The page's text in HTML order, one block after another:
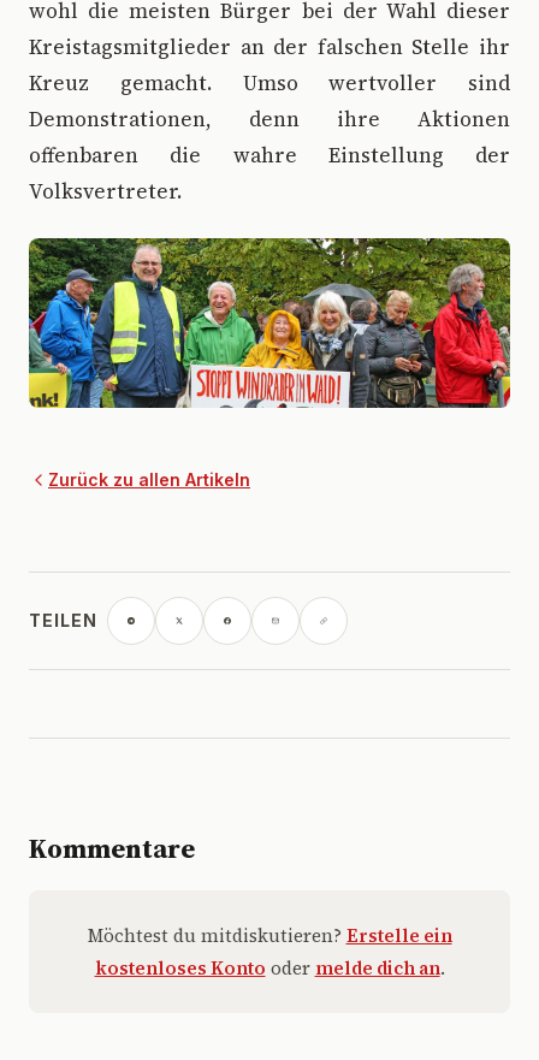
wohl die meisten Bürger bei der Wahl dieser
Kreistagsmitglieder an der falschen Stelle ihr
Kreuz gemacht. Umso wertvoller sind
Demonstrationen, denn ihre Aktionen
offenbaren die wahre Einstellung der
Volksvertreter.
Zurück zu allen Artikeln
TEILEN
Kommentare
Möchtest du mitdiskutieren? Erstelle ein
kostenloses Konto oder melde dich an.